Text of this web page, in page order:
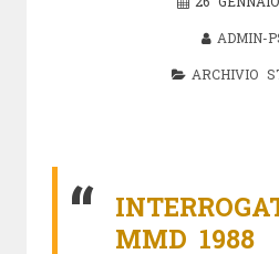
ADMIN-
ARCHIVIO
MMD 1988